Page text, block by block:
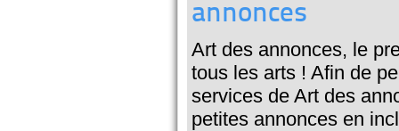
annonces
Art des annonces, le
tous les arts ! Afin de
services de Art des
petites annonces en